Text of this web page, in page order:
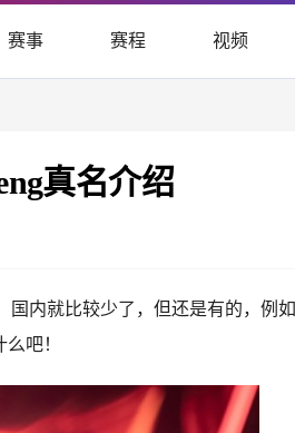
赛事 赛程 视频
真名介绍
内就比较少了，但还是有的，例如
吧！